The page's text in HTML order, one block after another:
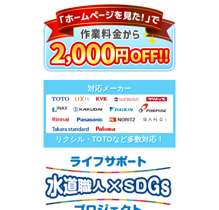
対応メーカー
リクシル・TOTOなど多数対応！